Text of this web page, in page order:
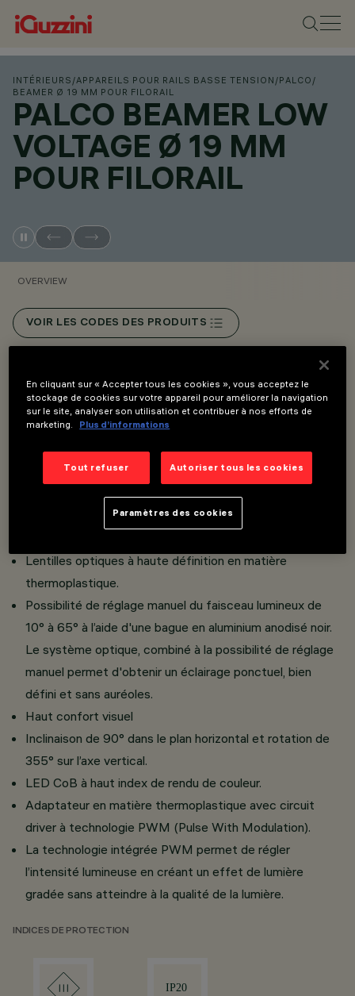
INTÉRIEURS /APPAREILS POUR RAILS BASSE TENSION /PALCO /
BEAMER Ø 19 MM POUR FILORAIL
PALCO BEAMER LOW
VOLTAGE Ø 19 MM
POUR FILORAIL
OVERVIEW
VOIR LES CODES DES PRODUITS
Overview
Installation sur rail Filorail 48V (16A)
Projecteurs miniaturisés avec driver intégré escamotable
dans l’adaptateur.
Branchement de l'adaptateur au rail sans nécessité
Lentilles optiques à haute définition en matière
thermoplastique.
Possibilité de réglage manuel du faisceau lumineux de
10° à 65° à l’aide d'une bague en aluminium anodisé noir.
Le système optique, combiné à la possibilité de réglage
manuel permet d'obtenir un éclairage ponctuel, bien
défini et sans auréoles.
Haut confort visuel
Inclinaison de 90° dans le plan horizontal et rotation de
355° sur l’axe vertical.
LED CoB à haut index de rendu de couleur.
Adaptateur en matière thermoplastique avec circuit
driver à technologie PWM (Pulse With Modulation).
La technologie intégrée PWM permet de régler
l’intensité lumineuse en créant un effet de lumière
gradée sans atteindre à la qualité de la lumière.
INDICES DE PROTECTION
En cliquant sur « Accepter tous les cookies », vous acceptez le
stockage de cookies sur votre appareil pour améliorer la navigation
sur le site, analyser son utilisation et contribuer à nos efforts de
marketing.
Plus d’informations
Tout refuser Autoriser tous les cookies
Paramètres des cookies